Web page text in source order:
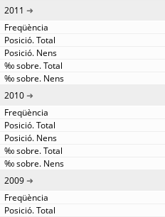
2011
2010
2009